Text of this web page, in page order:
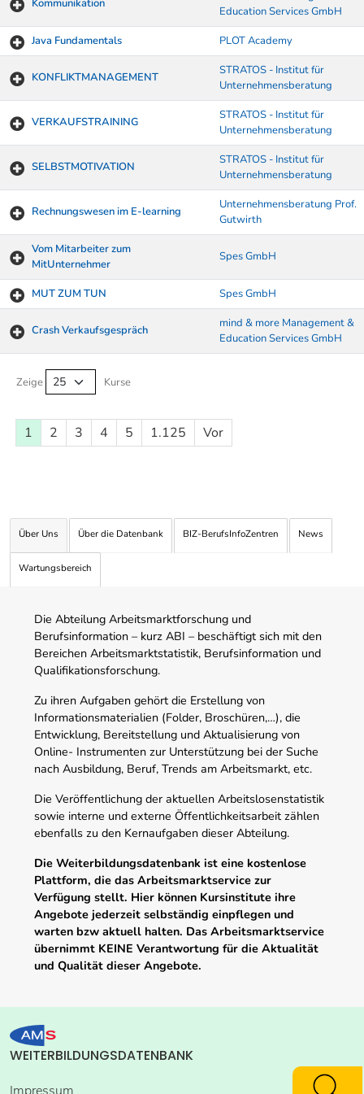
Kommunikation
Education Services GmbH
Java Fundamentals
PLOT Academy
KONFLIKTMANAGEMENT
STRATOS - Institut für
Unternehmensberatung
VERKAUFSTRAINING
STRATOS - Institut für
Unternehmensberatung
SELBSTMOTIVATION
STRATOS - Institut für
Unternehmensberatung
Rechnungswesen im E-learning
Unternehmensberatung Prof.
Gutwirth
Vom Mitarbeiter zum
MitUnternehmer
Spes GmbH
MUT ZUM TUN Spes GmbH
Crash Verkaufsgespräch
mind & more Management &
Education Services GmbH
Zeige Kurse
1 2 3 4 5 1.125 Vor
Über Uns Über die Datenbank BIZ-BerufsInfoZentren News
Wartungsbereich
Die Abteilung Arbeitsmarktforschung und
Berufsinformation – kurz ABI – beschäftigt sich mit den
Bereichen Arbeitsmarktstatistik, Berufsinformation und
Qualifikationsforschung.
Zu ihren Aufgaben gehört die Erstellung von
Informationsmaterialien (Folder, Broschüren,…), die
Entwicklung, Bereitstellung und Aktualisierung von
Online- Instrumenten zur Unterstützung bei der Suche
nach Ausbildung, Beruf, Trends am Arbeitsmarkt, etc.
Die Veröffentlichung der aktuellen Arbeitslosenstatistik
sowie interne und externe Öffentlichkeitsarbeit zählen
ebenfalls zu den Kernaufgaben dieser Abteilung.
Die Weiterbildungsdatenbank ist eine kostenlose
Plattform, die das Arbeitsmarktservice zur
Verfügung stellt. Hier können Kursinstitute ihre
Angebote jederzeit selbständig einpflegen und
warten bzw aktuell halten. Das Arbeitsmarktservice
übernimmt KEINE Verantwortung für die Aktualität
und Qualität dieser Angebote.
WEITERBILDUNGSDATENBANK